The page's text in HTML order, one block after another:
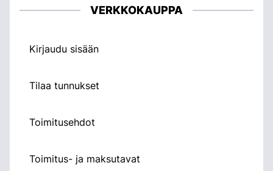
VERKKOKAUPPA
Kirjaudu sisään
Tilaa tunnukset
Toimitusehdot
Toimitus- ja maksutavat